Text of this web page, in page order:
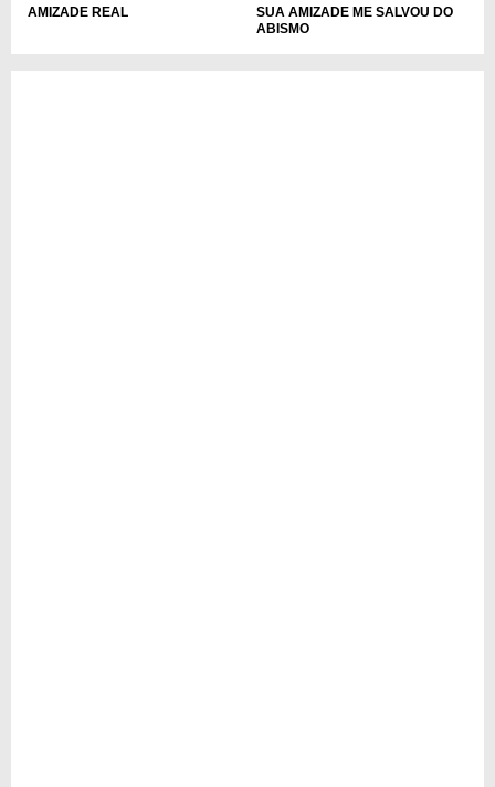
AMIZADE REAL
SUA AMIZADE ME SALVOU DO
ABISMO